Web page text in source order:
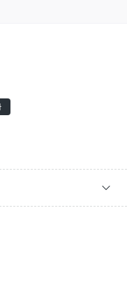
일), 08/30(일), 09/06(일)